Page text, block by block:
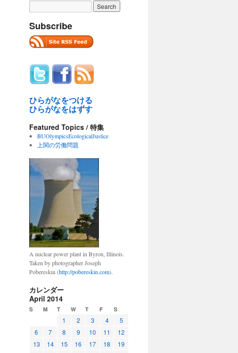
Subscribe
ひらがなをつける
ひらがなをはずす
Featured Topics / 特集
BUOlympicsEcologicalJustice
上関の労働問題
A nuclear power plant in Byron, Illinois.
Taken by photographer Joseph
Pobereskin (http://pobereskin.com).
カレンダー
April 2014
S M T W T F S
1 2 3 4
5
6
7 8 9 10 11
12
13
14 15 16 17 18
19